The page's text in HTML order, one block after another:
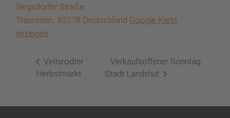
Siegsdorfer Straße
Traunstein, 83278 Deutschland Google Karte
anzeigen
Veitsrodter
Herbstmarkt
Verkaufsoffener Sonntag
Stadt Landshut